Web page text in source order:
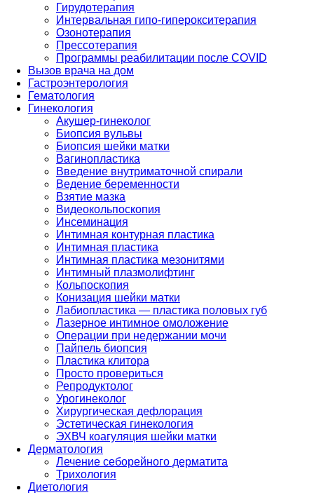
Гирудотерапия
Интервальная гипо-гиперокситерапия
Озонотерапия
Прессотерапия
Программы реабилитации после СOVID
Вызов врача на дом
Гастроэнтерология
Гематология
Гинекология
Акушер-гинеколог
Биопсия вульвы
Биопсия шейки матки
Вагинопластика
Введение внутриматочной спирали
Ведение беременности
Взятие мазка
Видеокольпоскопия
Инсеминация
Интимная контурная пластика
Интимная пластика
Интимная пластика мезонитями
Интимный плазмолифтинг
Кольпоскопия
Конизация шейки матки
Лабиопластика — пластика половых губ
Лазерное интимное омоложение
Операции при недержании мочи
Пайпель биопсия
Пластика клитора
Просто провериться
Репродуктолог
Урогинеколог
Хирургическая дефлорация
Эстетическая гинекология
ЭХВЧ коагуляция шейки матки
Дерматология
Лечение себорейного дерматита
Трихология
Диетология